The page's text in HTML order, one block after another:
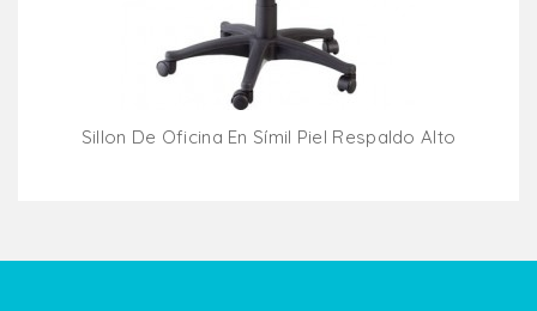
Sillon De Oficina En Símil Piel Respaldo Alto